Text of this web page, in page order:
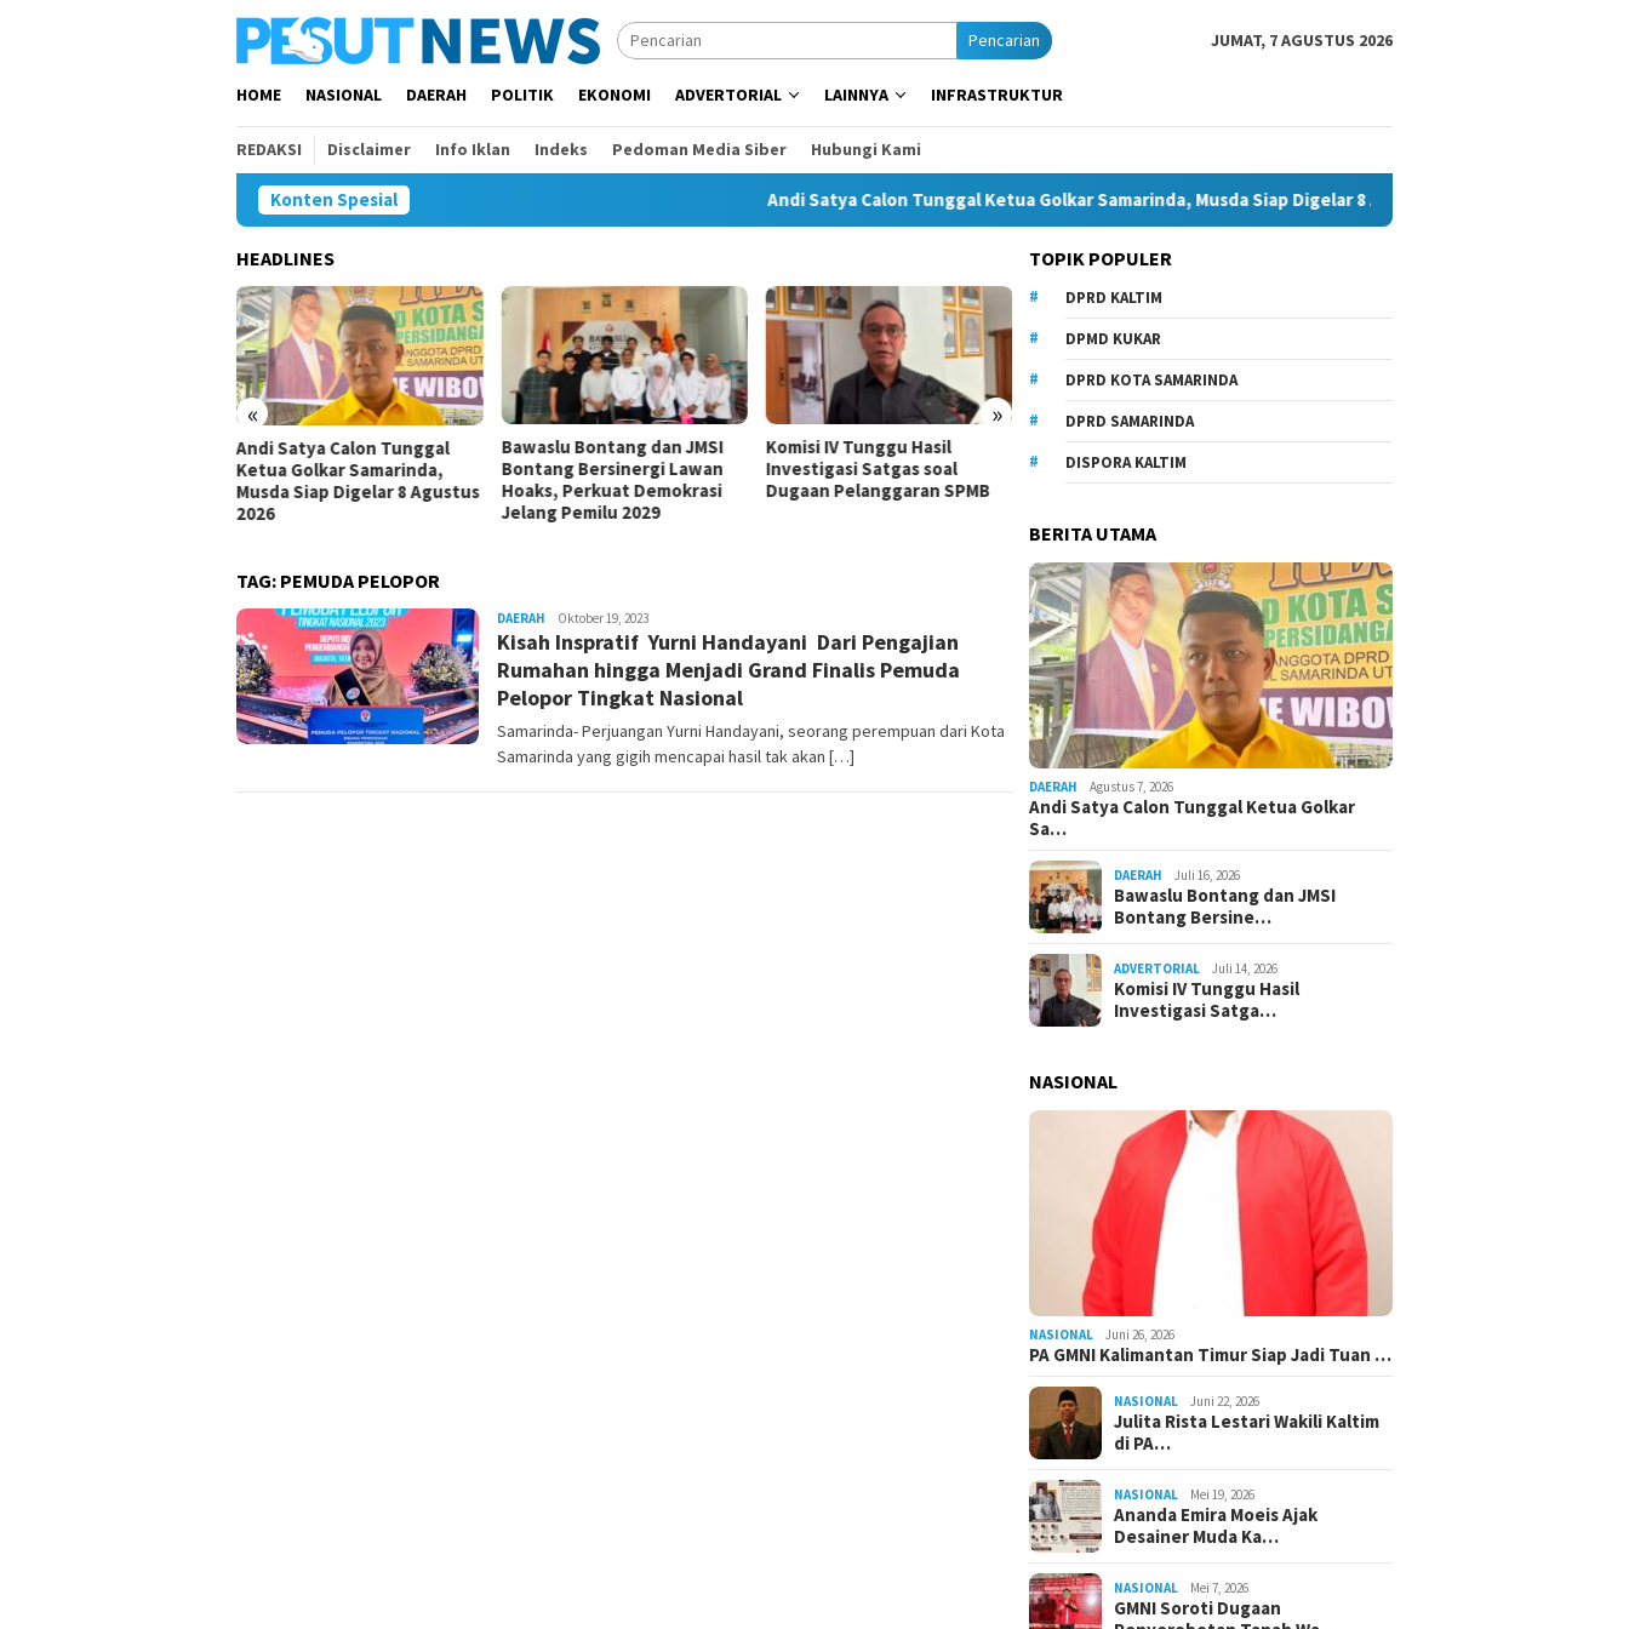
Pencarian JUMAT, 7 AGUSTUS 2026
HOME NASIONAL DAERAH POLITIK EKONOMI ADVERTORIAL LAINNYA INFRASTRUKTUR
REDAKSI Disclaimer Info Iklan Indeks Pedoman Media Siber Hubungi Kami
Konten Spesial Andi Satya Calon Tunggal Ketua Golkar Samarinda, Musda Siap Digelar 8 Agustus 2026
HEADLINES
« »
Bawaslu Bontang dan JMSI
Bontang Bersinergi Lawan
Hoaks, Perkuat Demokrasi
Jelang Pemilu 2029
Komisi IV Tunggu Hasil
Investigasi Satgas soal
Dugaan Pelanggaran SPMB
Komisi I Dorong Pemkot
Kurangi Belanja ASN demi
Perluas Ruang Pembangunan
Beasiswa Daerah Belum Ada,
Anhar Minta Pemkot
Samarinda Beri Perhatian
Andi Satya Calon Tunggal
TAG: PEMUDA PELOPOR
DAERAH Admin
Pesut
Oktober 19, 2023
Kisah Inspratif Yurni Handayani Dari Pengajian
Rumahan hingga Menjadi Grand Finalis Pemuda
Pelopor Tingkat Nasional
Samarinda- Perjuangan Yurni Handayani, seorang perempuan dari Kota
Samarinda yang gigih mencapai hasil tak akan […]
TOPIK POPULER
DPRD KALTIM
DPMD KUKAR
DPRD KOTA SAMARINDA
DPRD SAMARINDA
DISPORA KALTIM
BERITA UTAMA
DAERAH Agustus 7, 2026
Andi Satya Calon Tunggal Ketua Golkar
Sa…
DAERAH Juli 16, 2026
Bawaslu Bontang dan JMSI
Bontang Bersine…
ADVERTORIAL Juli 14, 2026
Komisi IV Tunggu Hasil
Investigasi Satga…
NASIONAL
NASIONAL Juni 26, 2026
PA GMNI Kalimantan Timur Siap Jadi Tuan …
NASIONAL Juni 22, 2026
Julita Rista Lestari Wakili Kaltim
di PA…
NASIONAL Mei 19, 2026
Ananda Emira Moeis Ajak
Desainer Muda Ka…
NASIONAL Mei 7, 2026
GMNI Soroti Dugaan